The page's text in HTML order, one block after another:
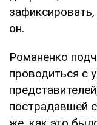
он.
Романенко
проводиться с
пострадавшей